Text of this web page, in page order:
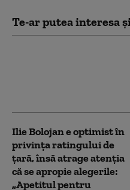
Te-ar putea interesa
Ilie Bolojan e optimist în
privința ratingului de
țară, însă atrage atenția
că se apropie alegerile:
„Apetitul pentru